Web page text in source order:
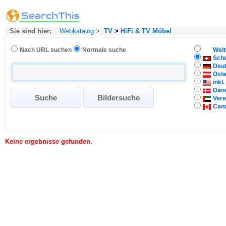
Sie sind hier: Webkatalog > TV > HiFi & TV Möbel
Nach URL suchen Normale suche
inkl.
Keine ergebnisse gefunden.